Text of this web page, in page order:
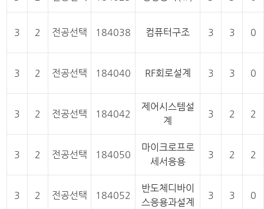
3 2 전공선택 184038 컴퓨터구조 3 3 0
3 2 전공선택 184040 RF회로설계 3 3 0
3 2 전공선택 184042
제어시스템설
계
3 2 2
3 2 전공선택 184050
마이크로프로
세서응용
3 2 2
3 2 전공선택 184052
반도체디바이
스응용과설계
3 3 0